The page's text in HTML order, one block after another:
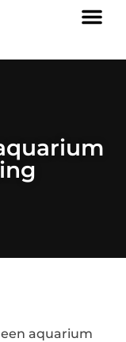
aquarium